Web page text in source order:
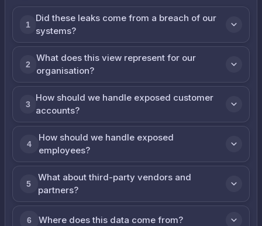
1
Did these leaks come from a breach of our
systems?
2
What does this view represent for our
organisation?
3
How should we handle exposed customer
accounts?
4
How should we handle exposed
employees?
5
What about third-party vendors and
partners?
6 Where does this data come from?